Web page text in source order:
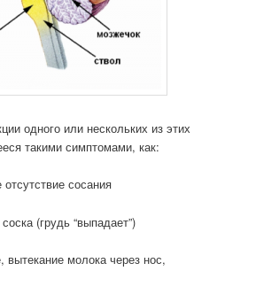
одного или нескольких из этих
такими симптомами, как:
сосания
(грудь “выпадает”)
, вытекание молока через нос,